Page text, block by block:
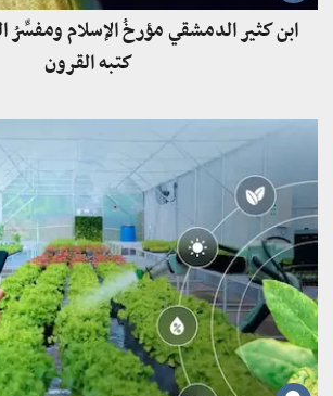
ابن كثير الدمشقي مؤرخُ الإسلام ومفسِّرُ
كتبه القرون